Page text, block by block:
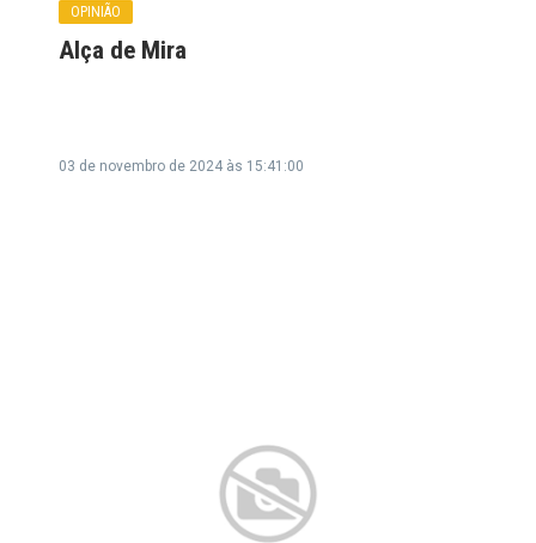
OPINIÃO
Alça de Mira
03 de novembro de 2024 às 15:41:00